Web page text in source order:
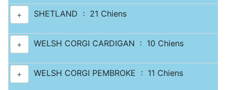
+ SHETLAND : 21 Chiens
+ WELSH CORGI CARDIGAN : 10 Chiens
+ WELSH CORGI PEMBROKE : 11 Chiens